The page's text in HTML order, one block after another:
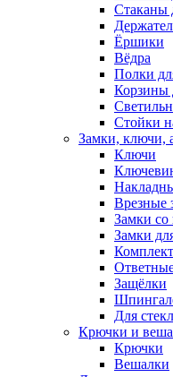
Стаканы
Ёршики
Вёдра
Полки
Корзины
Стойки
Замки, ключи,
Ключи
Врезные
Замки со
Замки
Защёлки
Для
Крючки и
Крючки
Вешалки